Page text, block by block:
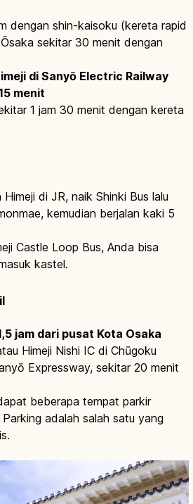
dengan shin-kaisoku (kereta rapid
sekitar 30 menit dengan
di Sanyō Electric Railway
menit
1 jam 30 menit dengan kereta
di JR, naik Shinki Bus lalu
kemudian berjalan kaki 5
Castle Loop Bus, Anda bisa
kastel.
jam dari pusat Kota Osaka
Himeji Nishi IC di Chūgoku
Expressway, sekitar 20 menit
beberapa tempat parkir
adalah salah satu yang